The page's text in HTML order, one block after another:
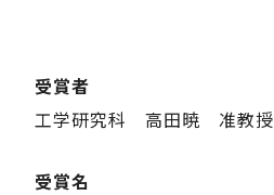
受賞者
工学研究科 高田暁 准教授
受賞名